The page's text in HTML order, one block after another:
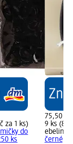
za 1 ks)
do
ks
75,50 Kč
9 ks
ebelin
černé, 9